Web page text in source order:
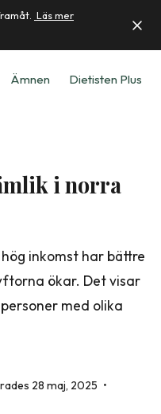
Läs mer
Ämnen Dietisten Plus
i norra
inkomst har bättre
ökar. Det visar
med olika
28 maj, 2025 •